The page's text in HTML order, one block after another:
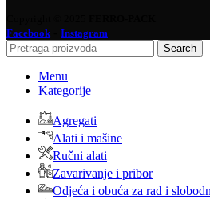
Facebook
Instagram
Search
Menu
Kategorije
Agregati
Alati i mašine
Ručni alati
Zavarivanje i pribor
Odjeća i obuća za rad i